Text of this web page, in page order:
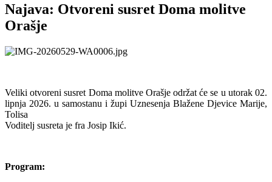
Najava: Otvoreni susret Doma molitve
Orašje
Veliki otvoreni susret Doma molitve Orašje održat će se u utorak 02.
lipnja 2026. u samostanu i župi Uznesenja Blažene Djevice Marije,
Tolisa
Voditelj susreta je fra Josip Ikić.
Program: